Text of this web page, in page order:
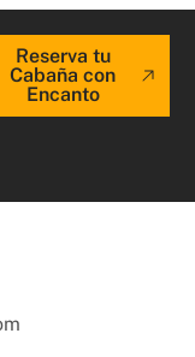
Reserva tu
Cabaña con
Encanto